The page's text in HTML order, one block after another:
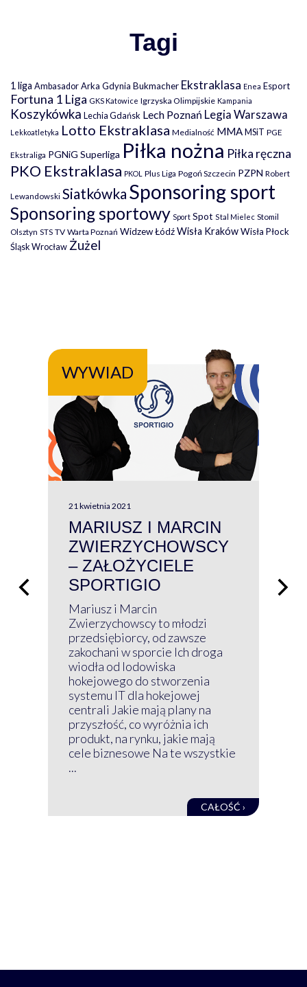
Tagi
1 liga Ambasador Arka Gdynia Bukmacher Ekstraklasa Enea Esport
Fortuna 1 Liga GKS Katowice Igrzyska Olimpijskie Kampania
Koszykówka Lechia Gdańsk Lech Poznań Legia Warszawa
Lekkoatletyka Lotto Ekstraklasa Medialność MMAMSiT PGE
Ekstraliga PGNiG Superliga Piłka nożna Piłka ręczna
PKO Ekstraklasa PKOL Plus Liga Pogoń Szczecin PZPN Robert
Lewandowski Siatkówka Sponsoring sport
Sponsoring sportowy Sport Spot Stal Mielec Stomil
Olsztyn STS TV Warta Poznań Widzew ŁódźWisła KrakówWisła Płock
Śląsk Wrocław Żużel
WYWIAD
21 kwietnia 2021
MARIUSZ I MARCIN
ZWIERZYCHOWSCY
– ZAŁOŻYCIELE
SPORTIGIO
Mariusz i Marcin
Zwierzychowscy to młodzi
przedsiębiorcy, od zawsze
zakochani w sporcie Ich droga
wiodła od lodowiska
hokejowego do stworzenia
systemu IT dla hokejowej
centrali Jakie mają plany na
przyszłość, co wyróżnia ich
produkt, na rynku, jakie mają
cele biznesowe Na te wszystkie
...
CAŁOŚĆ ›